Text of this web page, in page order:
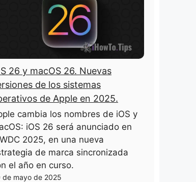
26 y macOS 26. Nuevas
de los sistemas
de Apple en 2025.
cambia los nombres de iOS y
iOS 26 será anunciado en
2025, en una nueva
de marca sincronizada
el año en curso.
de mayo de 2025